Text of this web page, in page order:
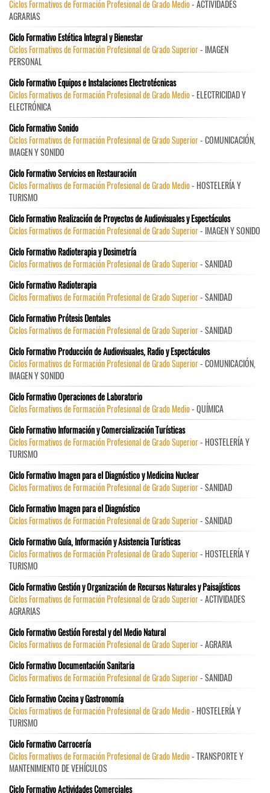
Ciclos Formativos de Formación Profesional de Grado Medio- ACTIVIDADES
AGRARIAS
Ciclo Formativo Estética Integral y Bienestar
Ciclos Formativos de Formación Profesional de Grado Superior- IMAGEN
PERSONAL
Ciclo Formativo Equipos e Instalaciones Electrotécnicas
Ciclos Formativos de Formación Profesional de Grado Medio- ELECTRICIDAD Y
ELECTRÓNICA
Ciclo Formativo Sonido
Ciclos Formativos de Formación Profesional de Grado Superior- COMUNICACIÓN,
IMAGEN Y SONIDO
Ciclo Formativo Servicios en Restauración
Ciclos Formativos de Formación Profesional de Grado Medio- HOSTELERÍA Y
TURISMO
Ciclo Formativo Realización de Proyectos de Audiovisuales y Espectáculos
Ciclos Formativos de Formación Profesional de Grado Superior- IMAGEN Y SONIDO
Ciclo Formativo Radioterapia y Dosimetría
Ciclos Formativos de Formación Profesional de Grado Superior- SANIDAD
Ciclo Formativo Radioterapia
Ciclos Formativos de Formación Profesional de Grado Superior- SANIDAD
Ciclo Formativo Prótesis Dentales
Ciclos Formativos de Formación Profesional de Grado Superior- SANIDAD
Ciclo Formativo Producción de Audiovisuales, Radio y Espectáculos
Ciclos Formativos de Formación Profesional de Grado Superior- COMUNICACIÓN,
IMAGEN Y SONIDO
Ciclo Formativo Operaciones de Laboratorio
Ciclos Formativos de Formación Profesional de Grado Medio- QUÍMICA
Ciclo Formativo Información y Comercialización Turísticas
Ciclos Formativos de Formación Profesional de Grado Superior- HOSTELERÍA Y
TURISMO
Ciclo Formativo Imagen para el Diagnóstico y Medicina Nuclear
Ciclos Formativos de Formación Profesional de Grado Superior- SANIDAD
Ciclo Formativo Imagen para el Diagnóstico
Ciclos Formativos de Formación Profesional de Grado Superior- SANIDAD
Ciclo Formativo Guía, Información y Asistencia Turísticas
Ciclos Formativos de Formación Profesional de Grado Superior- HOSTELERÍA Y
TURISMO
Ciclo Formativo Gestión y Organización de Recursos Naturales y Paisajísticos
Ciclos Formativos de Formación Profesional de Grado Superior- ACTIVIDADES
AGRARIAS
Ciclo Formativo Gestión Forestal y del Medio Natural
Ciclos Formativos de Formación Profesional de Grado Superior- AGRARIA
Ciclo Formativo Documentación Sanitaria
Ciclos Formativos de Formación Profesional de Grado Superior- SANIDAD
Ciclo Formativo Cocina y Gastronomía
Ciclos Formativos de Formación Profesional de Grado Medio- HOSTELERÍA Y
TURISMO
Ciclo Formativo Carrocería
Ciclos Formativos de Formación Profesional de Grado Medio- TRANSPORTE Y
MANTENIMIENTO DE VEHÍCULOS
Ciclo Formativo Actividades Comerciales